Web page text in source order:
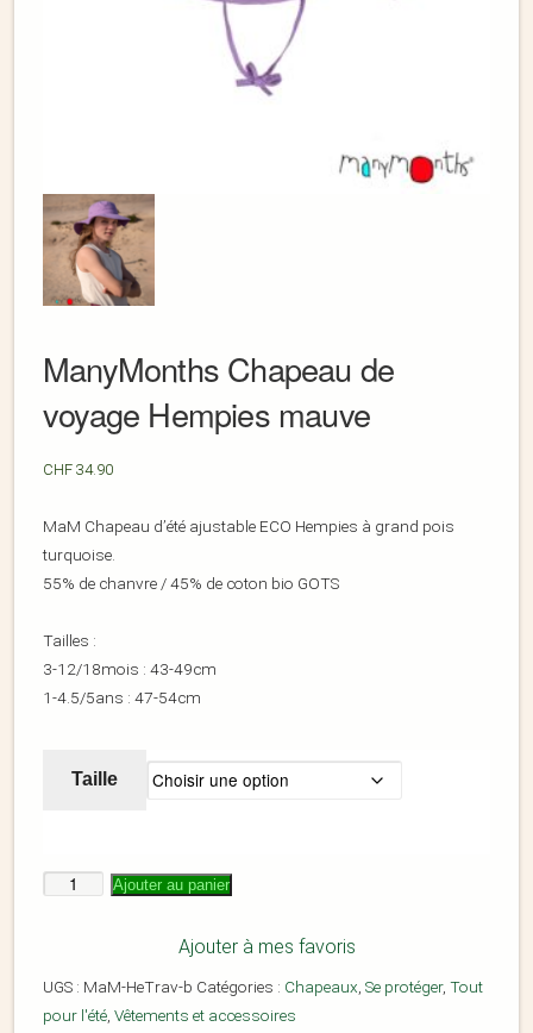
ManyMonths Chapeau de
voyage Hempies mauve
CHF 34.90
MaM Chapeau d’été ajustable ECO Hempies à grand pois
turquoise.
55% de chanvre / 45% de coton bio GOTS
Tailles :
3-12/18mois : 43-49cm
1-4.5/5ans : 47-54cm
Taille
Ajouter au panier
Ajouter à mes favoris
UGS : MaM-HeTrav-b Catégories : Chapeaux Se protéger, Tout
pour l'été Vêtements et accessoires